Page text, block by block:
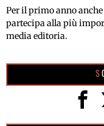
Per il primo anno
partecipa alla più
media editoria.